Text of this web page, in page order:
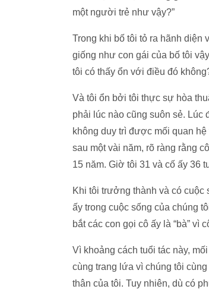
một người trẻ như vậy?”
Trong khi bố tôi tỏ ra hãnh
giống như con gái của bố tôi
tôi có thấy ổn với điều đó
Và tôi ổn bởi tôi thực sự hòa
phải lúc nào cũng suôn sẻ. Lúc
không duy trì được mối quan
sau một vài năm, rõ ràng rằng
15 năm. Giờ tôi 31 và cố ấy 36
Khi tôi trưởng thành và có
ấy trong cuộc sống của chúng
bắt các con gọi cô ấy là “bà” vì
Vì khoảng cách tuổi tác này,
cùng trang lứa vì chúng tôi
thân của tôi. Tuy nhiên, dù có